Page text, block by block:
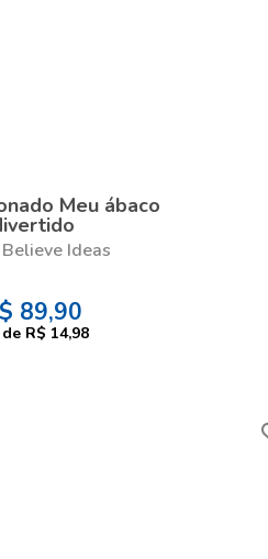
Meu ábaco
Ideas
89,90
de R$ 14,98